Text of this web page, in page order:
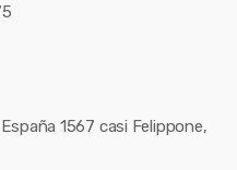
1567 casi Felippone,